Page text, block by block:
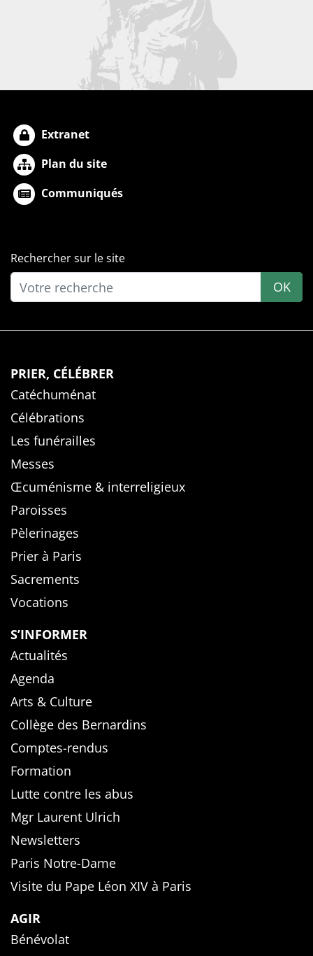
Extranet
Plan du site
Communiqués
Rechercher sur le site
OK
PRIER, CÉLÉBRER
Catéchuménat
Célébrations
Les funérailles
Messes
Œcuménisme & interreligieux
Paroisses
Pèlerinages
Prier à Paris
Sacrements
Vocations
S’INFORMER
Actualités
Agenda
Arts & Culture
Collège des Bernardins
Comptes-rendus
Formation
Lutte contre les abus
Mgr Laurent Ulrich
Newsletters
Paris Notre-Dame
Visite du Pape Léon XIV à Paris
AGIR
Bénévolat